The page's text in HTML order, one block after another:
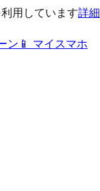
用しています詳細
ン 📱 マイスマホ